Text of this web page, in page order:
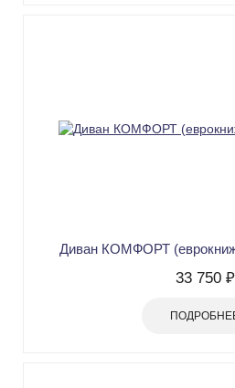
Диван КОМФОРТ
33 750 ₽